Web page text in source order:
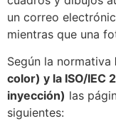
un correo
mientras que una
Según la normativa
color) y la ISO/IEC
inyección) las
siguientes: